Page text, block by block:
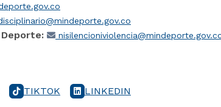
TIKTOK LINKEDIN